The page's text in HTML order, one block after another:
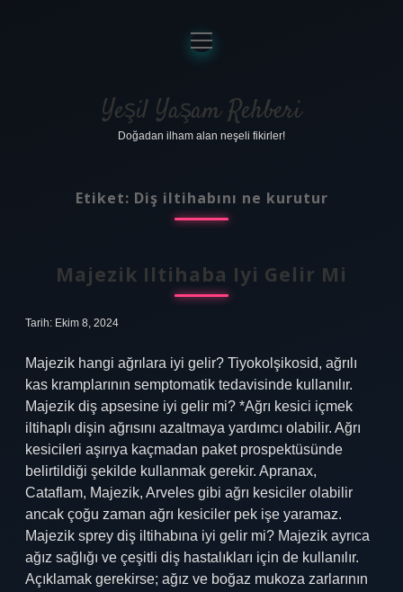
Anasayfa
Gizlilik Politikası
Yasal Uyarı
menüyü
aç
Yeşil Yaşam Rehberi
Doğadan ilham alan neşeli fikirler!
Etiket: Diş iltihabını ne kurutur
Majezik Iltihaba Iyi Gelir Mi
Tarih: Ekim 8, 2024
Majezik hangi ağrılara iyi gelir? Tiyokolşikosid, ağrılı
kas kramplarının semptomatik tedavisinde kullanılır.
Majezik diş apsesine iyi gelir mi? *Ağrı kesici içmek
iltihaplı dişin ağrısını azaltmaya yardımcı olabilir. Ağrı
kesicileri aşırıya kaçmadan paket prospektüsünde
belirtildiği şekilde kullanmak gerekir. Apranax,
Cataflam, Majezik, Arveles gibi ağrı kesiciler olabilir
ancak çoğu zaman ağrı kesiciler pek işe yaramaz.
Majezik sprey diş iltihabına iyi gelir mi? Majezik ayrıca
ağız sağlığı ve çeşitli diş hastalıkları için de kullanılır.
Açıklamak gerekirse; ağız ve boğaz mukoza zarlarının